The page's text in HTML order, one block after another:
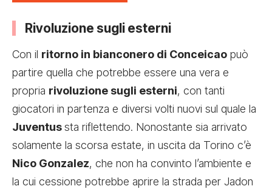
Rivoluzione sugli esterni
Con il ritorno in bianconero di Conceicao può
partire quella che potrebbe essere una vera e
propria rivoluzione sugli esterni, con tanti
giocatori in partenza e diversi volti nuovi sul quale la
Juventussta riflettendo. Nonostante sia arrivato
solamente la scorsa estate, in uscita da Torino c’è
Nico Gonzalez, che non ha convinto l’ambiente e
la cui cessione potrebbe aprire la strada per Jadon